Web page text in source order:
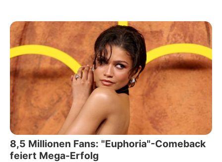
8,5 Millionen Fans: "Euphoria"-Comeback
feiert Mega-Erfolg